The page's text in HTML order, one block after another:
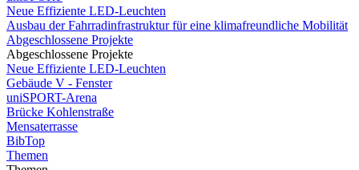
Neue Effiziente LED-Leuchten
Ausbau der Fahrradinfrastruktur für eine klimafreundliche Mobilität
Abgeschlossene Projekte
Abgeschlossene Projekte
Neue Effiziente LED-Leuchten
Gebäude V - Fenster
uniSPORT-Arena
Brücke Kohlenstraße
Mensaterrasse
BibTop
Themen